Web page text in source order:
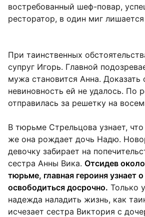
востребованный шеф-повар,
ресторатор, в один миг лишается
При таинственных
супруг Игорь. Главной
мужа становится Анна. Доказать
невиновность ей не удалось. По
отправилась за решетку на
В тюрьме Стрельцова узнает,
же она рождает дочь Надю.
девочку забирает на
сестра Анны Вика. Отсидев
тюрьме, главная героиня узнает
освободиться досрочно. Только
надежда наладить жизнь, как
исчезает сестра Виктория с